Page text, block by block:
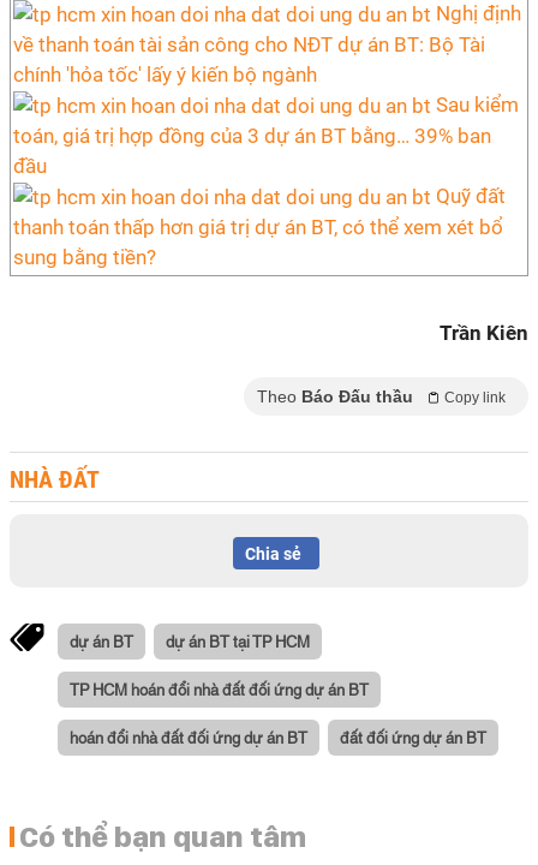
Nghị định
về thanh toán tài sản công cho NĐT dự án BT: Bộ Tài
chính 'hỏa tốc' lấy ý kiến bộ ngành
Sau kiểm
toán, giá trị hợp đồng của 3 dự án BT bằng… 39% ban
đầu
Quỹ đất
thanh toán thấp hơn giá trị dự án BT, có thể xem xét bổ
sung bằng tiền?
Trần Kiên
Theo Báo Đấu thầu Copy link
NHÀ ĐẤT
Chia sẻ
dự án BT dự án BT tại TP HCM
TP HCM hoán đổi nhà đất đối ứng dự án BT
hoán đổi nhà đất đối ứng dự án BT đất đối ứng dự án BT
Có thể bạn quan tâm